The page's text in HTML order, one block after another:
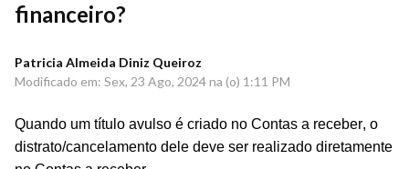
financeiro?
Patricia Almeida Diniz Queiroz
Modificado em: Sex, 23 Ago, 2024 na (o) 1:11 PM
Quando um título avulso é criado no Contas a receber, o
distrato/cancelamento dele deve ser realizado diretamente